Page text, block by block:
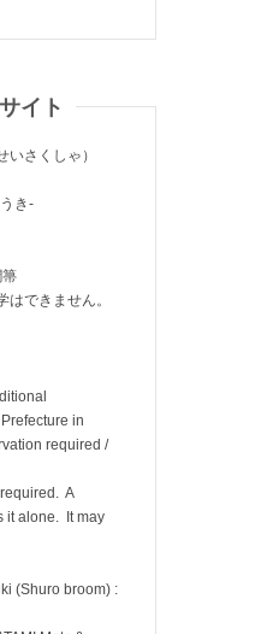
イト
さくしゃ）
き-
箒
できません。
in
required /
A
it alone. It may
(Shuro broom) :